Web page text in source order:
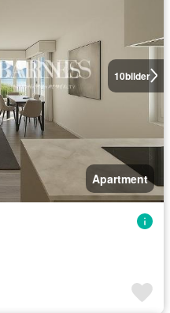
10bilder
Apartment